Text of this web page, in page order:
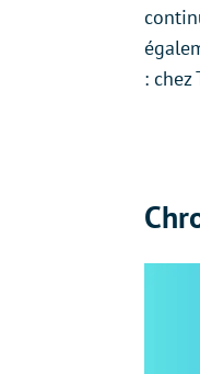
: chez